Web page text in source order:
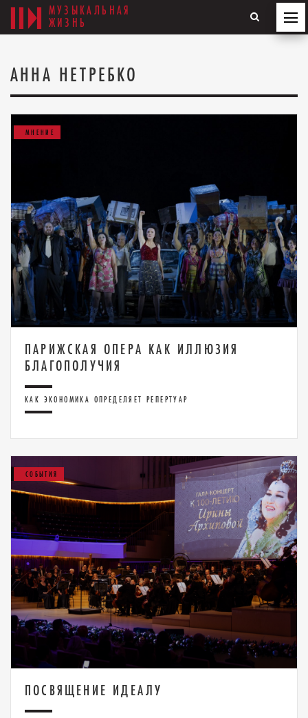
МУЗЫКАЛЬНАЯ
ЖИЗНЬ
АННА НЕТРЕБКО
МНЕНИЕ
ПАРИЖСКАЯ ОПЕРА КАК ИЛЛЮЗИЯ
БЛАГОПОЛУЧИЯ
КАК ЭКОНОМИКА ОПРЕДЕЛЯЕТ РЕПЕРТУАР
СОБЫТИЯ
ПОСВЯЩЕНИЕ ИДЕАЛУ